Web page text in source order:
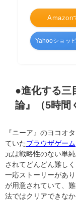
Amazon
Yahooショッ
●進化する三
論』（5時間
『ニーア』のヨコオ
ていた ブラウザゲーム
元は戦略性のない単
されてどんどん難し
一応ストーリーがあ
が用意されていて、
法ではクリアできなか